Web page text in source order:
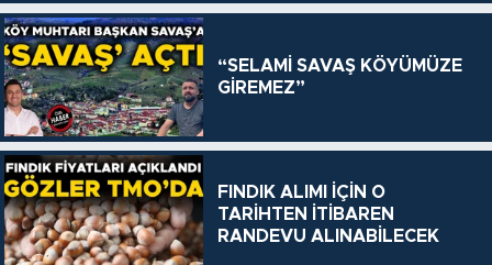
“SELAMİ SAVAŞ KÖYÜMÜZE
GİREMEZ”
FINDIK ALIMI İÇİN O
TARİHTEN İTİBAREN
RANDEVU ALINABİLECEK